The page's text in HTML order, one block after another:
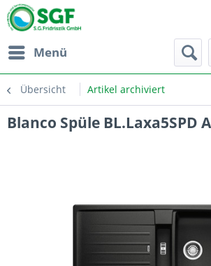
Menü
Übersicht Artikel archiviert
Blanco Spüle BL.Laxa5SPD